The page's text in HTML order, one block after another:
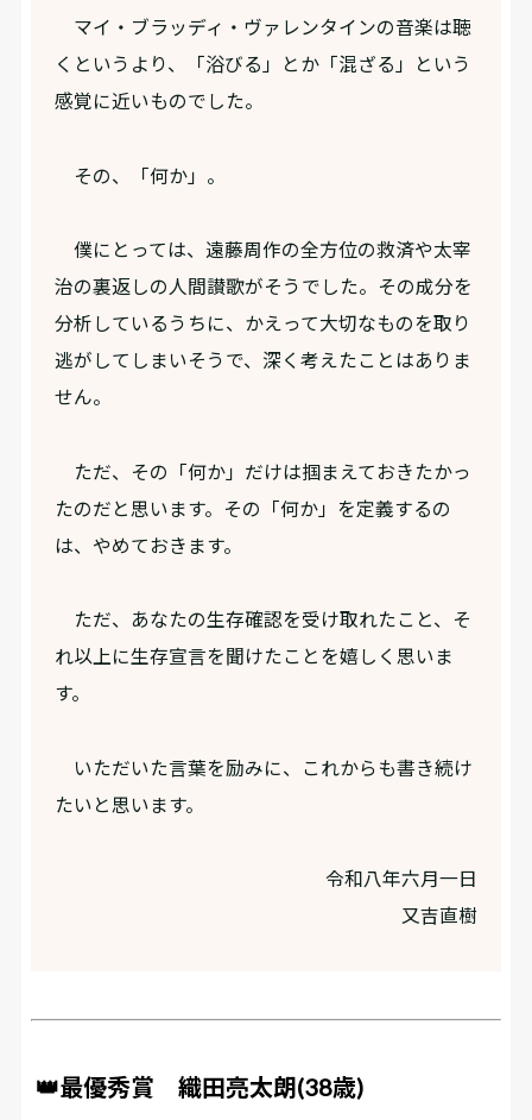
マイ・ブラッディ・ヴァレンタインの音楽は聴
くというより、「浴びる」とか「混ざる」という
感覚に近いものでした。
その、「何か」。
僕にとっては、遠藤周作の全方位の救済や太宰
治の裏返しの人間讃歌がそうでした。その成分を
分析しているうちに、かえって大切なものを取り
逃がしてしまいそうで、深く考えたことはありま
せん。
ただ、その「何か」だけは掴まえておきたかっ
たのだと思います。その「何か」を定義するの
は、やめておきます。
ただ、あなたの生存確認を受け取れたこと、そ
れ以上に生存宣言を聞けたことを嬉しく思いま
す。
いただいた言葉を励みに、これからも書き続け
たいと思います。
令和八年六月一日
又吉直樹
👑最優秀賞 織田亮太朗(38歳)